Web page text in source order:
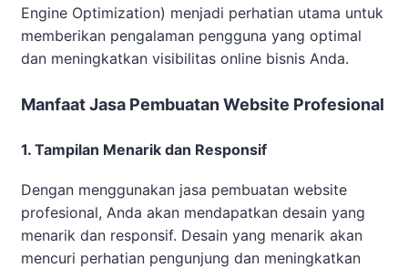
Engine Optimization) menjadi perhatian utama untuk
memberikan pengalaman pengguna yang optimal
dan meningkatkan visibilitas online bisnis Anda.
Manfaat Jasa Pembuatan Website Profesional
1. Tampilan Menarik dan Responsif
Dengan menggunakan jasa pembuatan website
profesional, Anda akan mendapatkan desain yang
menarik dan responsif. Desain yang menarik akan
mencuri perhatian pengunjung dan meningkatkan